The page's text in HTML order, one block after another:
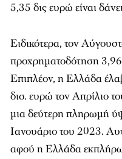
5,35 δις ευρώ είναι
Ειδικότερα, τον
προχρηματοδότηση
Επιπλέον, η Ελλάδα
δισ. ευρώ τον Απρίλιο
μια δεύτερη πληρωμή
Ιανουάριο του 2023.
αφού η Ελλάδα